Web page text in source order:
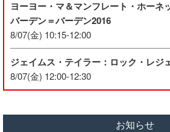
ヨーヨー・マ＆マンフレート・ホーネ
バーデン＝バーデン2016
8/07(金) 10:15-12:00
ジェイムス・テイラー：ロック・レジ
8/07(金) 12:00-12:30
お知らせ